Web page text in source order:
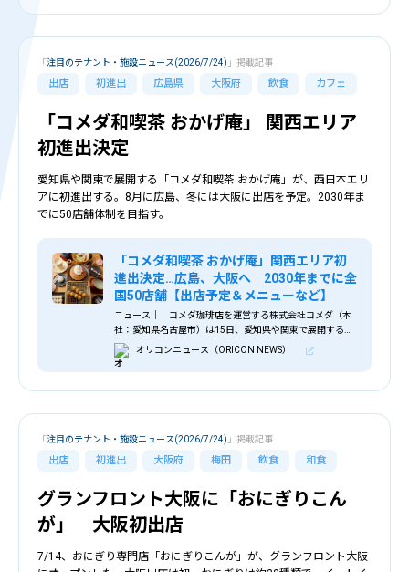
出店 初進出 広島県 大阪府 飲食 カフェ
「注目のテナント・施設ニュース(2026/7/24) 」掲載記事
「コメダ和喫茶 おかげ庵」 関西エリア
初進出決定
愛知県や関東で展開する「コメダ和喫茶 おかげ庵」が、西日本エリ
アに初進出する。8月に広島、冬には大阪に出店を予定。2030年ま
でに50店舗体制を目指す。
「コメダ和喫茶 おかげ庵」関西エリア初
進出決定…広島、大阪へ 2030年までに全
国50店舗【出店予定＆メニューなど】
ニュース｜ コメダ珈琲店を運営する株式会社コメダ（本
社：愛知県名古屋市）は15日、愛知県や関東で展開する
「コメダ和喫茶 おかげ庵」を、西日本エリアに初進出させ
ると明らかにした。2026年8月に広島県、冬には大阪府に
出店を予定する。 「おかげ庵」は、1999年2月に名古屋
甘味・食事をゆっくりと楽しめる和喫茶（なごみきっさ）
オリコンニュース（ORICON NEWS）
出店 初進出 大阪府 梅田 飲食 和食
「注目のテナント・施設ニュース(2026/7/24) 」掲載記事
グランフロント大阪に「おにぎりこん
が」 大阪初出店
7/14、おにぎり専門店「おにぎりこんが」が、グランフロント大阪